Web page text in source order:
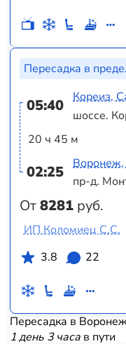
Пересадка в
05:40
20 ч 45 м
02:25
От8281 руб.
Кореиз,
шоссе.
Воронеж,
пр-д.
ИП Коломиец С.С.
3.8
22
Пересадка в
1 день 3 часав пути